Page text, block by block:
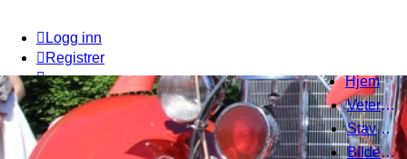
Logg inn
Registrer
Hjem
Veteranbrannbiltreff 2008
Stavanger Brannbilklubb
Bildegalleri